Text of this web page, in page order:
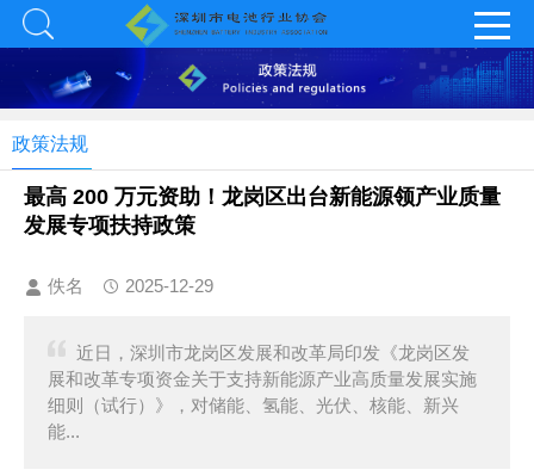
政策法规
最高 200 万元资助！龙岗区出台新能源领产业质量
发展专项扶持政策
佚名 2025-12-29
近日，深圳市龙岗区发展和改革局印发《龙岗区发
展和改革专项资金关于支持新能源产业高质量发展实施
细则（试行）》，对储能、氢能、光伏、核能、新兴
能...